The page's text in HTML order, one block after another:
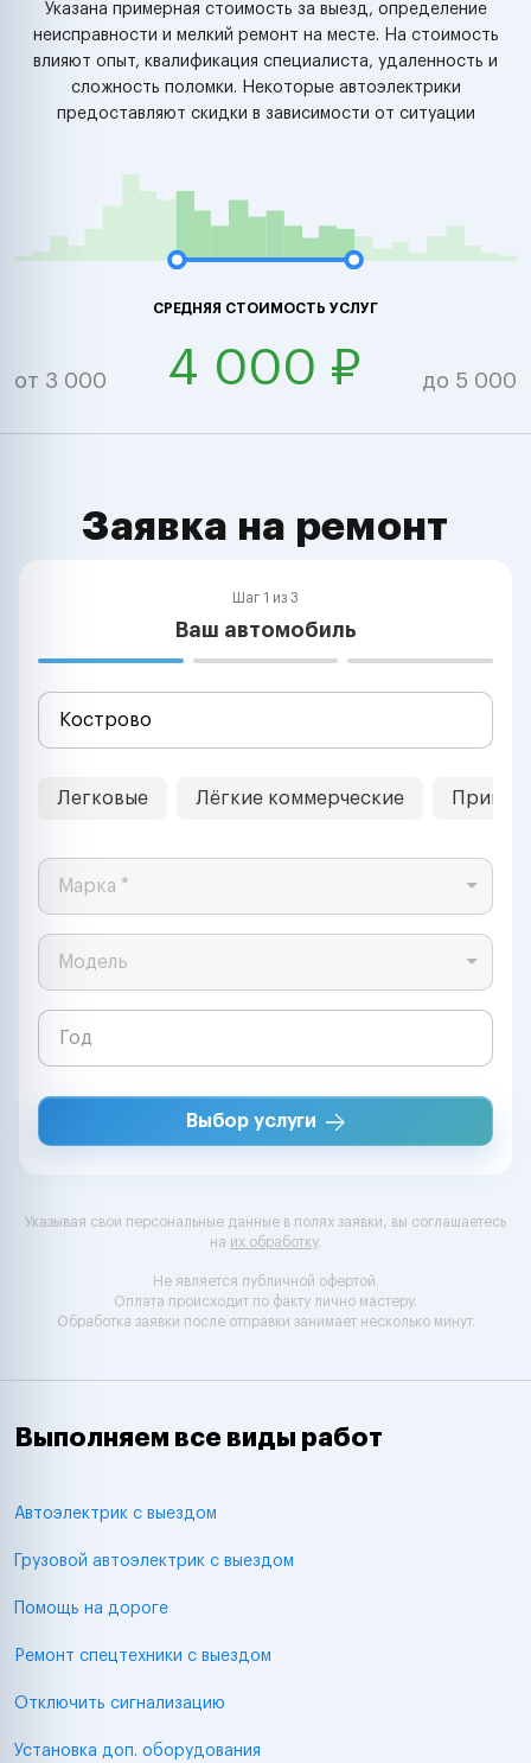
Указана примерная стоимость за выезд, определение
неисправности и мелкий ремонт на месте. На стоимость
влияют опыт, квалификация специалиста, удаленность и
сложность поломки. Некоторые автоэлектрики
предоставляют скидки в зависимости от ситуации
СРЕДНЯЯ СТОИМОСТЬ УСЛУГ
от 3 000 4 000 ₽ до 5 000
Заявка на ремонт
Шаг 1 из 3
Ваш автомобиль
Легковые Лёгкие коммерческие
Марка *
Модель
Выбор услуги
Указывая свои персональные данные в полях заявки, вы соглашаетесь
на их обработку.
Не является публичной офертой.
Оплата происходит по факту лично мастеру.
Обработка заявки после отправки занимает несколько минут.
Выполняем все виды работ
Автоэлектрик с выездом
Грузовой автоэлектрик с выездом
Помощь на дороге
Ремонт спецтехники с выездом
Отключить сигнализацию
Установка доп. оборудования